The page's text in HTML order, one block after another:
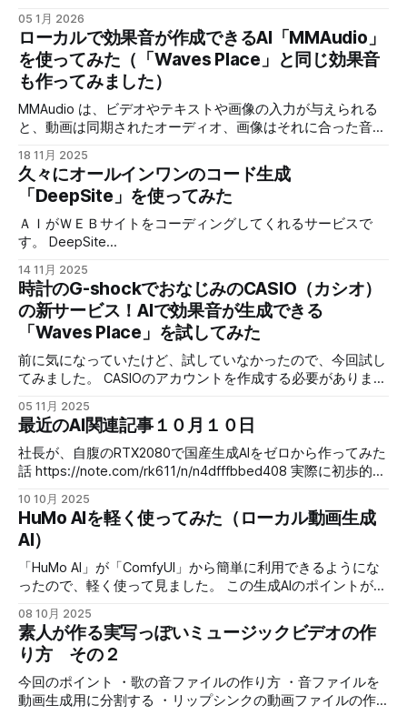
掘り下げたい人は、その先を読んでもらえればと思います。
しかもNANObananaにわかりやすい画像にまとめてもらった
ので、こちらを見れば一目瞭然です。 まずは、歯への影響
です。 キシリトールなんかは分かっていましたが、エリス
に良くても体に負担がかかると良くありません。 キシリト
ールはお腹がゆるくなる問題がありますし。 こうして見て
みると、歯にとってはエリスリトールが優秀ですね。 そし
て、ダイエットならアルロースって感じでしょうか。
ですが、 全体的に日本のアニメ調にしてください。 日本の
正月の挨拶用動画を作成してください。 画面上部に日本語
で「あけましておめでとう」と毛筆で書いているように表示
してください 画面下部にデフォルメしたリスを表示して正
面へ向かって手を振ってください 画面左右に門松を配置し
てください 画面の左下に「AIS」と表記してください 正月の
背景は日本っぽい風景にしてください といったプロンプト
で作成していきます。 日本語の文字生成はsoraしか再現で
きないので、 画面上部に日本語で「あけましておめでと
う」と毛筆で書いているように表示してください このプロ
ンプトを削除して、文字以外で生成します。 必要なら後か
ら動画編集ソフトで、文字を入れればいいかなと思います。
それでは、各動画生成AIで作成した動画を見ていきます。 最
初はwan2.2で作成 ローカルで作成できるため、制限が無い
ので、数を作成しています。 一挙に３本
05 1月 2026
ローカルで効果音が作成できるAI「MMAudio」
を使ってみた（「Waves Place」と同じ効果音
も作ってみました）
MMAudio は、ビデオやテキストや画像の入力が与えられる
と、動画は同期されたオーディオ、画像はそれに合った音を
のアプリからインストールして、「MMAudio」を使います。
インストール方法などは別記事を書きたいと思います。 比
較対象として 時計のG-shockでおなじみのCASIO（カシオ）
の新サービス！AIで効果音が生成できる「Waves Place」を
試してみた の記事と比較しやすいように、同じようなプロ
ンプトで作成します。 MMAudio は、ビデオやテキストや画
像の入力が与えられると、動画は同期されたオーディオ、画
像はそれに合った音を生成します。 使い方が非常に簡単な
上に、動画に合わせて生成できるのも使い勝手がいいです
ね。カシオの「Waves Place」はテキストからだけだったの
で、こちらの方が少し上な感じがします。 実際にできるの
は、 ・テキストから効果音生成 ・画像から効果の音生成 ・
動画に合わせて効果音生成 前に「Waves Place」用に作成し
た動画が、丁
18 11月 2025
久々にオールインワンのコード生成
「DeepSite」を使ってみた
ＡＩがＷＥＢサイトをコーディングしてくれるサービスで
す。 DeepSite
トリスっぽいゲームを作ってもらいました 今回の完成品
https://iaisd9-blocky-blitz-
bonanza.static.hf.space/index.html では本題です。 アカウ
ント（無料）を作ると、完成品をこのように公開できます。
ちなみに無料のユーザー登録すると、制作物を「DeepSite」
で公開できる機能もあるので便利です（今回はその機能を使
っています）。 複数のページが相互接続された複雑なウェ
ブサイトを構築できます。 シンプルなランディングページ
から、動的なルーティングとナビゲーションを備えたフル機
能のウェブアプリケーションまで、あらゆるものを構築でき
ます。 と言う事で、ＷＥＢページであれば、かなりの物を
作成できるサービスなので、当然ブラウザで遊べるゲームも
作る事ができるので、テトリス的なゲームを作ってもらいま
した。 このサービスに限らず、既にＷＥＢ
14 11月 2025
時計のG-shockでおなじみのCASIO（カシオ）
の新サービス！AIで効果音が生成できる
「Waves Place」を試してみた
前に気になっていたけど、試していなかったので、今回試し
てみました。 CASIOのアカウントを作成する必要がありま
ず作成して試してみました。 一応プレスリリースです。 AI
で効果音が生成できる「Waves Place」とライブ配信専用ス
ケジューラー「Streamer Times」を正式リリース 実際どん
な交換が生成できるのか、結構気にはなってます。 効果音
たいですが、今回はこのサービスがどんな感じかを試しま
す。 まず、料金プランのリンクです。最新情報はこちらを
参照してください。 一応現在時点のプランです。 フリープ
ランでは商用は不可ですね。 「starter」プラン以降で商用
利用可能です。 フリーだと月２０回までお試しできる感じ
です。 月千円（「starter」プラン）で８００回って事なの
で、普通は「starter」プランで使い切れない気がします。
使うとすると、基本的に必要な時に有料プランして、終わっ
たらフリーに戻すみたいな使い方になりそうなサービスで
05 11月 2025
最近のAI関連記事１０月１０日
社長が、自腹のRTX2080で国産生成AIをゼロから作ってみた
話 https://note.com/rk611/n/n4dfffbbed408 実際に初歩的な
ちょっと、やってみたくなりました。ハードルはちょっと高
いですけど・・・ ″仕様駆動開発″というプロンプトを外付け
するSpec Kit
https://zenn.dev/watany/articles/46f7a8006eb054 kiroが人
気になって、それ系の考え方で色々な物が作られています
が、これもその一つですね。 結局ちゃんと仕様書を作った
方がいい物ができるのは自明なので、その仕組みをAI開発に
持ち込むって事で、これもなるべくしてなった感はあります
ね。 複数 AI エージェントの MCP サーバーの設定を一元管理
https://zenn.dev/kou_pg_0131/articles/mmcp-introduction
いろいろやっていると、あると便利かもって感じだったので
10 10月 2025
HuMo AIを軽く使ってみた（ローカル動画生成
AI）
「HuMo AI」が「ComfyUI」から簡単に利用できるようにな
ったので、軽く使って見ました。 この生成AIのポイントが何
ト + 画像 + オーディオ このようにプロンプトに画像やオー
ディをを合わせた動画を作成できます。 テキスト+画像は、
よくあるベース画像にテキストのプロンプトで動きやシーン
を指示するものです。 オーディオはリップシンクしてくれ
るので（最近は当たり前のようにリンプシンクしてくれるの
08 10月 2025
素人が作る実写っぽいミュージックビデオの作
り方 その２
今回のポイント ・歌の音ファイルの作り方 ・音ファイルを
動画生成用に分割する ・リップシンクの動画ファイルの作